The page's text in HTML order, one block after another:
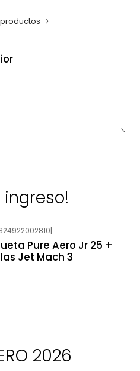
ingreso!
|
Pure Aero Jr 25 +
Jet Mach 3
2026